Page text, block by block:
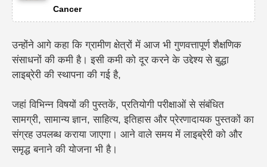
Cancer
उन्होंने आगे कहा कि ग्रामीण क्षेत्रों में आज भी गुणवत्तापूर्ण शैक्षणिक
संसाधनों की कमी है। इसी कमी को दूर करने के उद्देश्य से बुद्धा
लाइब्रेरी की स्थापना की गई है,
जहां विभिन्न विषयों की पुस्तकें, प्रतियोगी परीक्षाओं से संबंधित
सामग्री, सामान्य ज्ञान, साहित्य, इतिहास और प्रेरणादायक पुस्तकों का
संग्रह उपलब्ध कराया जाएगा। आने वाले समय में लाइब्रेरी को और
समृद्ध बनाने की योजना भी है।